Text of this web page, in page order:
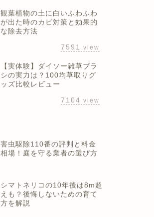
観葉植物の土に白いふわふわ
が出た時のカビ対策と効果的
な除去方法
7591 view
【実体験】ダイソー雑草ブラ
シの実力は？100均草取りグ
ッズ比較レビュー
7104 view
害虫駆除110番の評判と料金
相場！庭を守る業者の選び方
シマトネリコの10年後は8m超
えも？後悔しないための育て
方を解説